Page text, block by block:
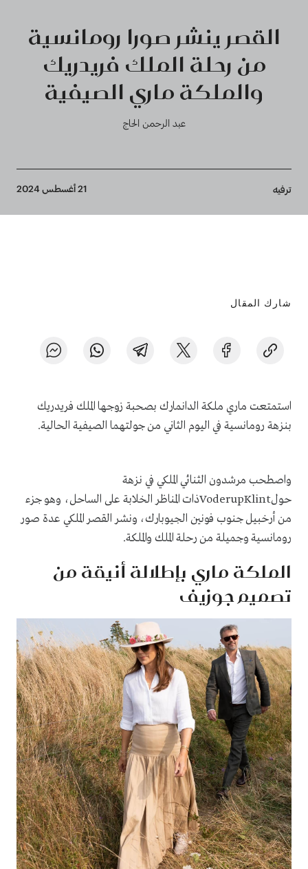
القصر ينشر صورا رومانسية
من رحلة الملك فريدريك
والملكة ماري الصيفية
عبد الرحمن الحاج
Breadcrumb
ترفيه 21 أغسطس 2024
شارك المقال
استمتعت ماري ملكة الدانمارك بصحبة زوجها الملك فريدريك
بنزهة رومانسية في اليوم الثاني من جولتهما الصيفية الحالية.
واصطحب مرشدون الثنائي الملكي في نزهة
حولVoderupKlintذات المناظر الخلابة على الساحل، وهو جزء
من أرخبيل جنوب فونين الجيوبارك، ونشر القصر الملكي عدة صور
رومانسية وجميلة من رحلة الملك والملكة.
الملكة ماري بإطلالة أنيقة من
تصميم جوزيف